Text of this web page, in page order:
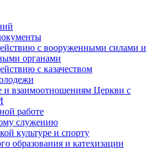
с вооруженными силами и
органами
с казачеством
и взаимоотношениям Церкви с
работе
служению
культуре и спорту
образования и катехизации